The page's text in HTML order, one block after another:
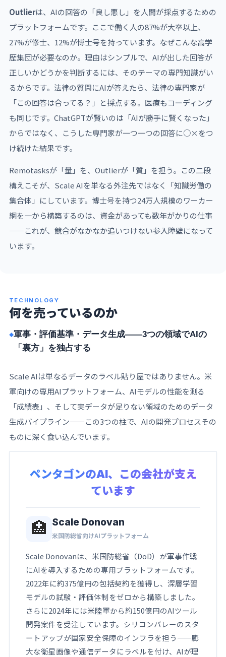
Outlierは、AIの回答の「良し悪し」を人間が採点するための
プラットフォームです。ここで働く人の87%が大卒以上、
27%が修士、12%が博士号を持っています。なぜこんな高学
歴集団が必要なのか。理由はシンプルで、AIが出した回答が
正しいかどうかを判断するには、そのテーマの専門知識がい
るからです。法律の質問にAIが答えたら、法律の専門家が
「この回答は合ってる？」と採点する。医療もコーディング
も同じです。ChatGPTが賢いのは「AIが勝手に賢くなった」
からではなく、こうした専門家が一つ一つの回答に○×をつ
け続けた結果です。
Remotasksが「量」を、Outlierが「質」を担う。この二段
構えこそが、Scale AIを単なる外注先ではなく「知識労働の
集合体」にしています。博士号を持つ24万人規模のワーカー
網を一から構築するのは、資金があっても数年がかりの仕事
——これが、競合がなかなか追いつけない参入障壁になって
います。
TECHNOLOGY
何を売っているのか
軍事・評価基準・データ生成——3つの領域でAIの
「裏方」を独占する
Scale AIは単なるデータのラベル貼り屋ではありません。米
軍向けの専用AIプラットフォーム、AIモデルの性能を測る
「成績表」、そして実データが足りない領域のためのデータ
生成パイプライン——この3つの柱で、AIの開発プロセスその
ものに深く食い込んでいます。
ペンタゴンのAI、この会社が支え
ています
🏥 Scale Donovan
米国防総省向けAIプラットフォーム
Scale Donovanは、米国防総省（DoD）が軍事作戦
にAIを導入するための専用プラットフォームです。
2022年に約375億円の包括契約を獲得し、深層学習
モデルの試験・評価体制をゼロから構築しました。
さらに2024年には米陸軍から約150億円のAIツール
開発案件を受注しています。シリコンバレーのスタ
ートアップが国家安全保障のインフラを担う——膨
大な衛星画像や通信データにラベルを付け、AIが理